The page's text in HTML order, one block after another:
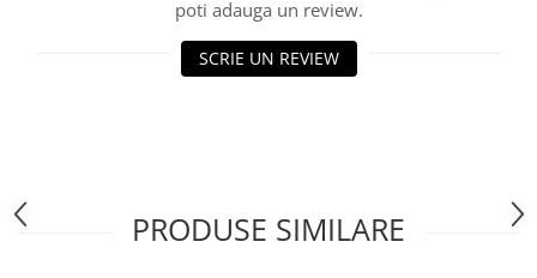
Memorii
poti adauga un review.
SCRIE UN REVIEW
PRODUSE SIMILARE